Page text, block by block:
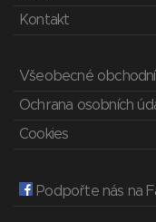
Kontakt
Všeobecné
Ochrana osobních
Cookies
Podpořte nás na